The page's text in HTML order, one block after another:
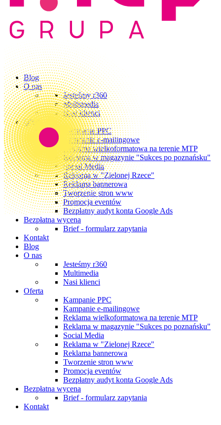
Blog
O nas
Jesteśmy r360
Multimedia
Nasi klienci
Oferta
Kampanie PPC
Kampanie e-mailingowe
Reklama wielkoformatowa na terenie MTP
Reklama w magazynie "Sukces po poznańsku"
Social Media
Reklama w "Zielonej Rzece"
Reklama bannerowa
Tworzenie stron www
Promocja eventów
Bezpłatny audyt konta Google Ads
Bezpłatna wycena
Brief - formularz zapytania
Kontakt
Blog
O nas
Jesteśmy r360
Multimedia
Nasi klienci
Oferta
Kampanie PPC
Kampanie e-mailingowe
Reklama wielkoformatowa na terenie MTP
Reklama w magazynie "Sukces po poznańsku"
Social Media
Reklama w "Zielonej Rzece"
Reklama bannerowa
Tworzenie stron www
Promocja eventów
Bezpłatny audyt konta Google Ads
Bezpłatna wycena
Brief - formularz zapytania
Kontakt